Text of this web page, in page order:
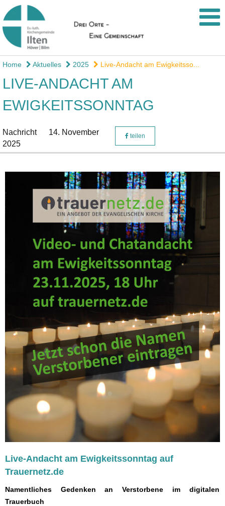
Home Aktuelles 2025 Live-Andacht am Ewigkeitsso...
LIVE-ANDACHT AM
EWIGKEITSSONNTAG
Nachricht
14. November
2025
teilen
Live-Andacht am Ewigkeitssonntag auf
Trauernetz.de
Namentliches Gedenken an Verstorbene im digitalen
Trauerbuch